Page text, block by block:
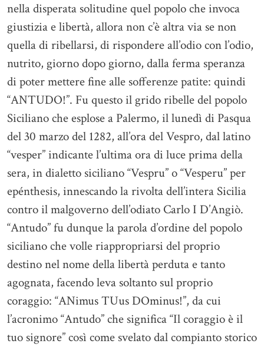
nella disperata solitudine quel popolo che invoca
giustizia e libertà, allora non c’è altra via se non
quella di ribellarsi, di rispondere all’odio con l’odio,
nutrito, giorno dopo giorno, dalla ferma speranza
di poter mettere fine alle sofferenze patite: quindi
“ANTUDO!”. Fu questo il grido ribelle del popolo
Siciliano che esplose a Palermo, il lunedì di Pasqua
del 30 marzo del 1282, all’ora del Vespro, dal latino
“vesper” indicante l’ultima ora di luce prima della
sera, in dialetto siciliano “Vespru” o “Vesperu” per
epénthesis, innescando la rivolta dell’intera Sicilia
contro il malgoverno dell’odiato Carlo I D’Angiò.
“Antudo” fu dunque la parola d’ordine del popolo
siciliano che volle riappropriarsi del proprio
destino nel nome della libertà perduta e tanto
agognata, facendo leva soltanto sul proprio
coraggio: “ANimus TUus DOminus!”, da cui
l’acronimo “Antudo” che significa “Il coraggio è il
tuo signore” così come svelato dal compianto storico